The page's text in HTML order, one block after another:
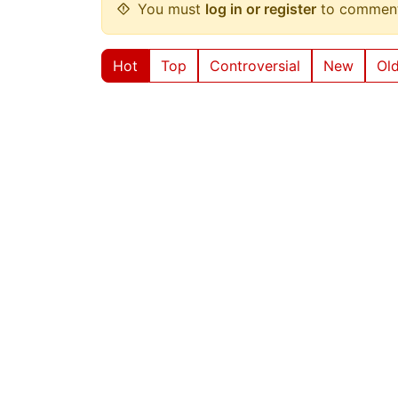
You must log in or register to
Hot Top Controversial New Old